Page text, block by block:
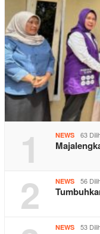
1 NEWS 63
2 NEWS 56
NEWS 53